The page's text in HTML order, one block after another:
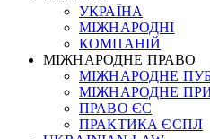
УКРАЇНА
МІЖНАРОДНІ
КОМПАНІЙ
МІЖНАРОДНЕ ПРАВО
МІЖНАРОДНЕ
МІЖНАРОДНЕ
ПРАВО ЄС
ПРАКТИКА ЄСПЛ